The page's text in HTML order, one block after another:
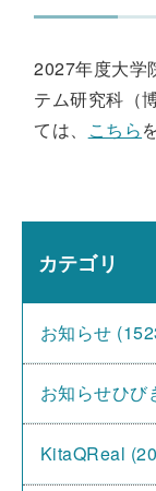
2027年度大学
テム研究科（
ては、
こちら
カテゴリ
お知らせ
お知らせひび
KitaQReal